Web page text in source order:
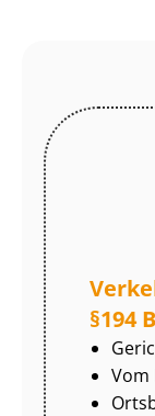
§194
Vom